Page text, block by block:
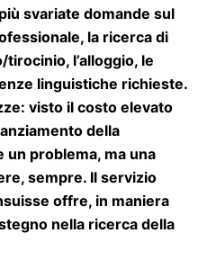
svariate domande sul
la ricerca di
l’alloggio, le
linguistiche richieste.
visto il costo elevato
della
problema, ma una
sempre. Il servizio
offre, in maniera
nella ricerca della